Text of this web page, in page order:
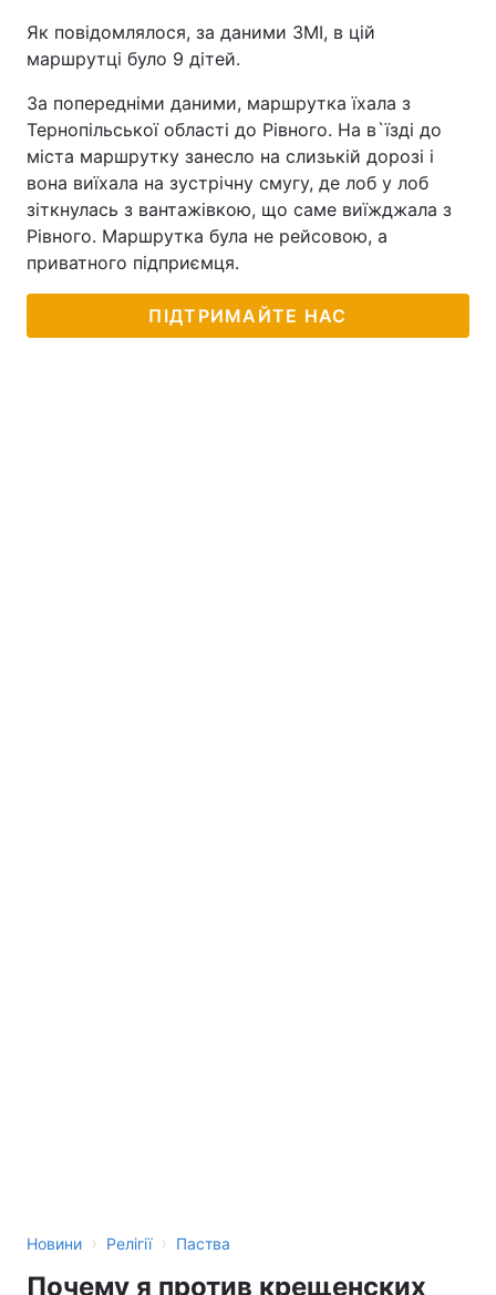
Як повідомлялося, за даними ЗМІ, в цій
маршрутці було 9 дітей.
За попередніми даними, маршрутка їхала з
Тернопільської області до Рівного. На в`їзді до
міста маршрутку занесло на слизькій дорозі і
вона виїхала на зустрічну смугу, де лоб у лоб
зіткнулась з вантажівкою, що саме виїжджала з
Рівного. Маршрутка була не рейсовою, а
приватного підприємця.
ПІДТРИМАЙТЕ НАС
Новини › Релігії › Паства
Почему я против крещенских